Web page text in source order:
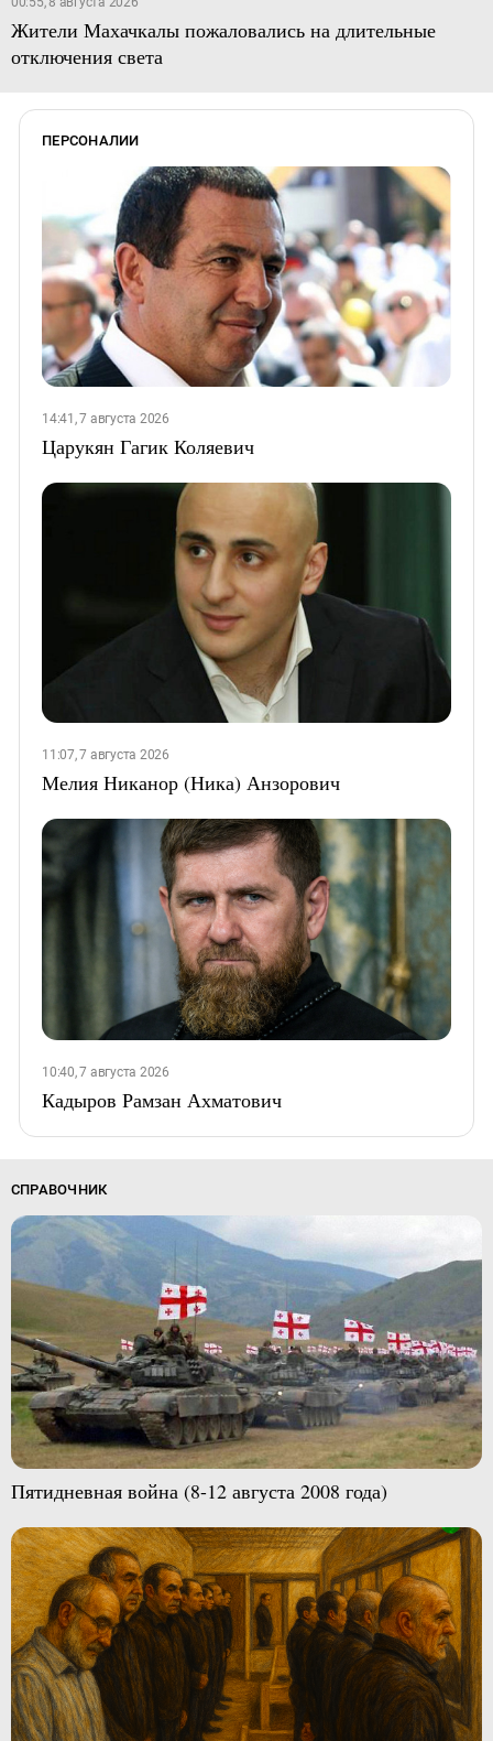
Жители Махачкалы пожаловались на длительные
отключения света
ПЕРСОНАЛИИ
14:41, 7 августа 2026
Царукян Гагик Коляевич
11:07, 7 августа 2026
Мелия Никанор (Ника) Анзорович
10:40, 7 августа 2026
Кадыров Рамзан Ахматович
СПРАВОЧНИК
Пятидневная война (8-12 августа 2008 года)